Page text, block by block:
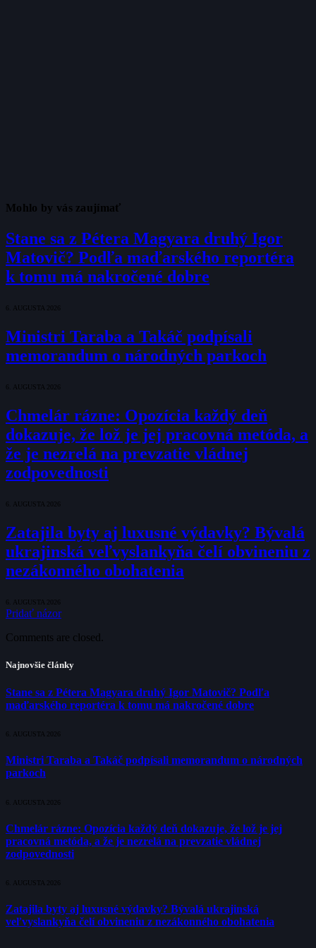
Mohlo by vás zaujímať
Stane sa z Pétera Magyara druhý Igor
Matovič? Podľa maďarského reportéra
k tomu má nakročené dobre
6. AUGUSTA 2026
Ministri Taraba a Takáč podpísali
memorandum o národných parkoch
6. AUGUSTA 2026
Chmelár rázne: Opozícia každý deň
dokazuje, že lož je jej pracovná metóda, a
že je nezrelá na prevzatie vládnej
zodpovednosti
6. AUGUSTA 2026
Zatajila byty aj luxusné výdavky? Bývalá
ukrajinská veľvyslankyňa čelí obvineniu z
nezákonného obohatenia
6. AUGUSTA 2026
Pridať názor
Comments are closed.
Najnovšie články
Stane sa z Pétera Magyara druhý Igor Matovič? Podľa
maďarského reportéra k tomu má nakročené dobre
6. AUGUSTA 2026
Ministri Taraba a Takáč podpísali memorandum o národných
parkoch
6. AUGUSTA 2026
Chmelár rázne: Opozícia každý deň dokazuje, že lož je jej
pracovná metóda, a že je nezrelá na prevzatie vládnej
zodpovednosti
6. AUGUSTA 2026
Zatajila byty aj luxusné výdavky? Bývalá ukrajinská
veľvyslankyňa čelí obvineniu z nezákonného obohatenia